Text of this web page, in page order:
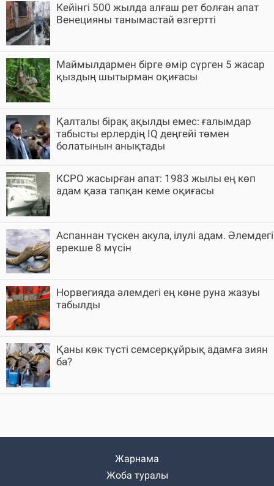
Кейінгі 500 жылда алғаш рет болған апат
Венецияны танымастай өзгертті
Маймылдармен бірге өмір сүрген 5 жасар
қыздың шытырман оқиғасы
Қалталы бірақ ақылды емес: ғалымдар
табысты ерлердің IQ деңгейі төмен
болатынын анықтады
КСРО жасырған апат: 1983 жылы ең көп
адам қаза тапқан кеме оқиғасы
Аспаннан түскен акула, ілулі адам. Әлемдегі
ерекше 8 мүсін
Норвегияда әлемдегі ең көне руна жазуы
табылды
Қаны көк түсті семсерқұйрық адамға зиян
ба?
Жарнама
Жоба туралы